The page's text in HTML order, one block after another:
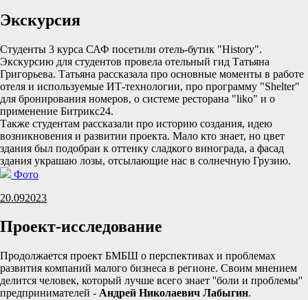
Экскурсия
Студенты 3 курса САФ посетили отель-бутик "History".
Экскурсию для студентов провела отельный гид Татьяна
Григорьева. Татьяна рассказала про основные моменты в работе
отеля и используемые ИТ-технологии, про программу "Shelter"
для бронирования номеров, о системе ресторана "liko" и о
применение Битрикс24.
Также студентам рассказали про историю создания, идею
возникновения и развитии проекта. Мало кто знает, но цвет
здания был подобран к оттенку сладкого винограда, а фасад
здания украшаю лозы, отсылающие нас в солнечную Грузию.
Фото
20.092023
Проект-исследование
Продолжается проект БМБШ о перспективах и проблемах
развития компаний малого бизнеса в регионе. Своим мнением
делится человек, который лучше всего знает ''боли и проблемы''
предпринимателей - Андрей Николаевич Лабыгин.